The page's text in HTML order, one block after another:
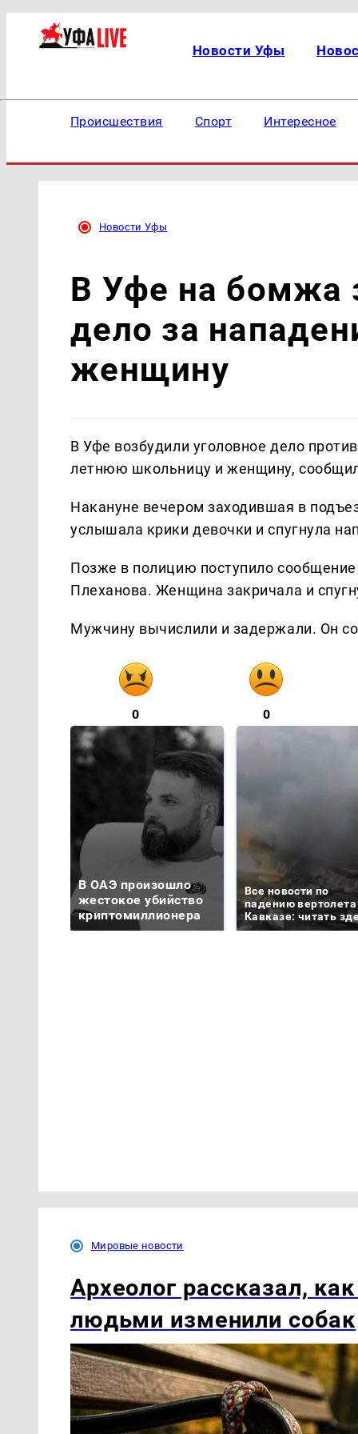
Новости Уфы
Происшествия Спорт Интересное
Новости Уфы
В Уфе на бомжа
дело за
женщину
В Уфе возбудили уголовное дело
летнюю школьницу и женщину,
Накануне вечером заходившая в
услышала крики девочки и спугнула
Позже в полицию поступило
Плеханова. Женщина закричала и
Мужчину вычислили и задержали. Он
0 0
В ОАЭ произошло
жестокое убийство
криптомиллионера
Все новости по
падению
Кавказе: читать
Мировые новости
Археолог рассказал,
людьми изменили собак